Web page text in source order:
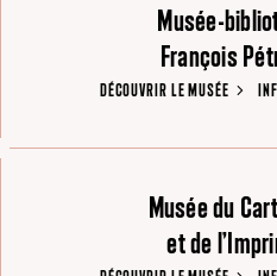
Musée-
François
DÉCOUVRIR LE MUSÉE
Musée du
et de